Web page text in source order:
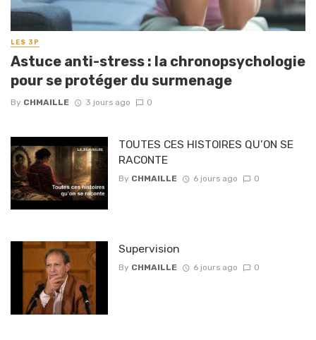
LES 3P
Astuce anti-stress : la chronopsychologie
pour se protéger du surmenage
By CHMAILLE 3 jours ago 0
TOUTES CES HISTOIRES QU’ON SE
RACONTE
By CHMAILLE 6 jours ago 0
Supervision
By CHMAILLE 6 jours ago 0